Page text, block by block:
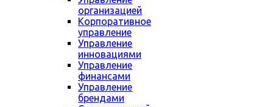
организацией
Корпоративное
управление
Управление
инновациями
Управление
финансами
Управление
брендами